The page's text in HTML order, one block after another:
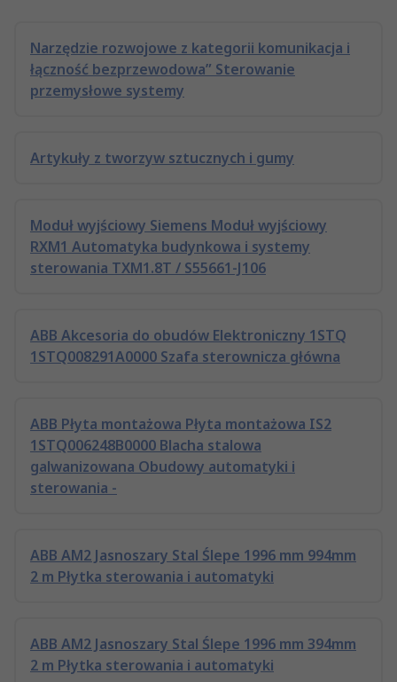
Narzędzie rozwojowe z kategorii komunikacja i
łączność bezprzewodowa” Sterowanie
przemysłowe systemy
Artykuły z tworzyw sztucznych i gumy
Moduł wyjściowy Siemens Moduł wyjściowy
RXM1 Automatyka budynkowa i systemy
sterowania TXM1.8T / S55661-J106
ABB Akcesoria do obudów Elektroniczny 1STQ
1STQ008291A0000 Szafa sterownicza główna
ABB Płyta montażowa Płyta montażowa IS2
1STQ006248B0000 Blacha stalowa
galwanizowana Obudowy automatyki i
sterowania -
ABB AM2 Jasnoszary Stal Ślepe 1996 mm 994mm
2 m Płytka sterowania i automatyki
ABB AM2 Jasnoszary Stal Ślepe 1996 mm 394mm
2 m Płytka sterowania i automatyki